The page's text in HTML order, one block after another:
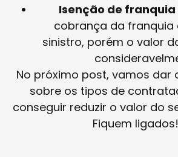
Isenção de franquia
cobrança da franquia
sinistro, porém o valor
No próximo post, vamos dar
sobre os tipos de
conseguir reduzir o valor do
Fiquem ligados!